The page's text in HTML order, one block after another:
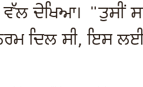
ਦੇਖਿਆ। "ਤੁਸੀਂ
ਦਿਲ ਸੀ, ਇਸ